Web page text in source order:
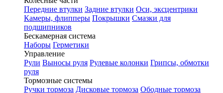
Передние втулки Задние втулки Оси, эксцентрики
Камеры, флипперы Покрышки Смазки для
подшипников
Бескамерная система
Наборы Герметики
Управление
Рули Выносы руля Рулевые колонки Грипсы, обмотки
руля
Тормозные системы
Ручки тормоза Дисковые тормоза Ободные тормоза